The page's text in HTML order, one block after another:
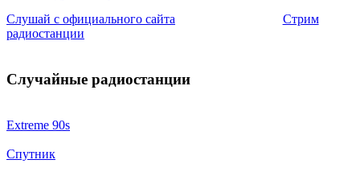
Слушай с официального сайта
Стрим
радиостанции
Случайные радиостанции
Extreme 90s
Спутник